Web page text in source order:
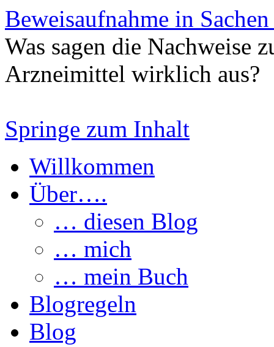
Beweisaufnahme in
Was sagen die Nachweise
Arzneimittel wirklich aus?
Springe zum Inhalt
Willkommen
Über….
… diesen Blog
… mich
… mein Buch
Blogregeln
Blog